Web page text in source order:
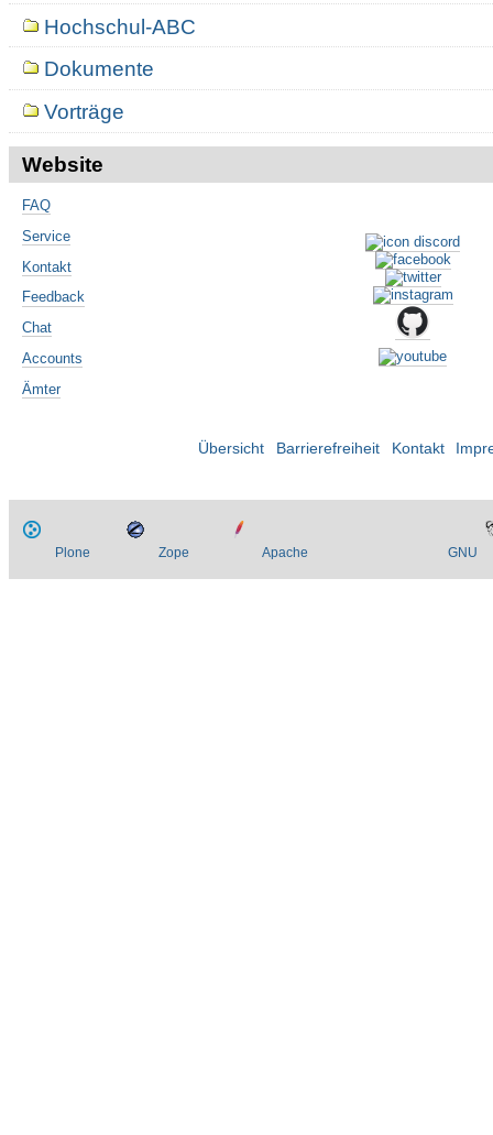
Hochschul-ABC
Dokumente
Vorträge
Website
FAQ
Service
Kontakt
Feedback
Chat
Accounts
Ämter
Übersicht Barrierefreiheit Kontakt
Plone Zope Apache GNU